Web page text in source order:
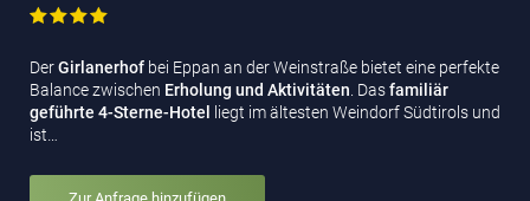
DerGirlanerhof bei Eppan an der Weinstraße bietet eine perfekte
Balance zwischen Erholung und Aktivitäten . Dasfamiliär
geführte 4-Sterne-Hotel
liegt im ältesten Weindorf Südtirols und
ist…